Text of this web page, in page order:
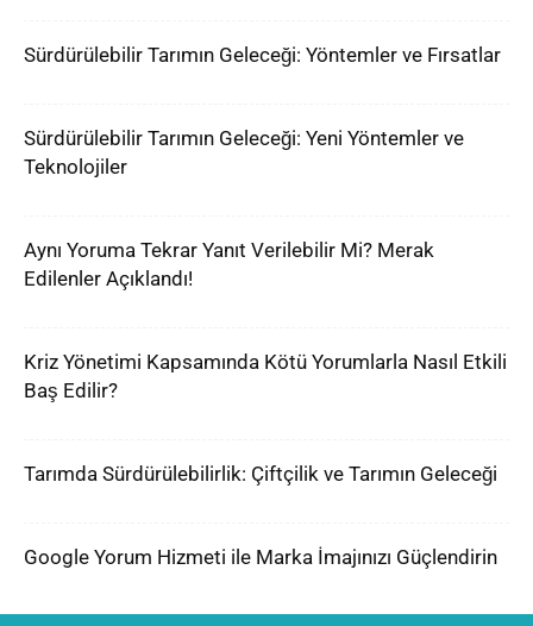
Sürdürülebilir Tarımın Geleceği: Yöntemler ve Fırsatlar
Sürdürülebilir Tarımın Geleceği: Yeni Yöntemler ve
Teknolojiler
Aynı Yoruma Tekrar Yanıt Verilebilir Mi? Merak
Edilenler Açıklandı!
Kriz Yönetimi Kapsamında Kötü Yorumlarla Nasıl Etkili
Baş Edilir?
Tarımda Sürdürülebilirlik: Çiftçilik ve Tarımın Geleceği
Google Yorum Hizmeti ile Marka İmajınızı Güçlendirin